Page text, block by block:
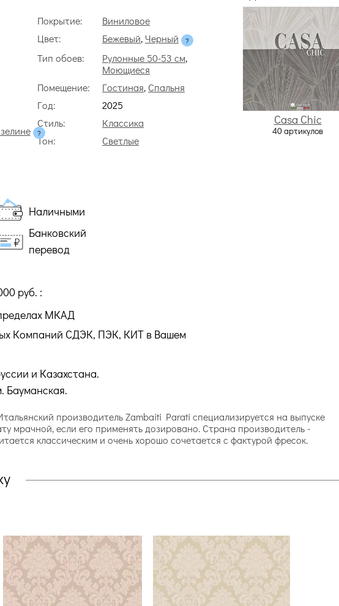
Покрытие:
Виниловое
Цвет:
Бежевый, Черный
Тип обоев:
Рулонные 50-53 см,
Моющиеся
Помещение:
Гостиная, Спальня
Год:
2025
Стиль:
Классика
Тон:
Светлые
Наличными
Банковский
перевод
руб. :
МКАД
Компаний СДЭК, ПЭК, КИТ в Вашем
и Казахстана.
Бауманская.
Casa Chic
40 артикулов
производитель Zambaiti Parati специализируется на выпуске
мрачной, если его применять дозировано. Страна производитель -
классическим и очень хорошо сочетается с фактурой фресок.